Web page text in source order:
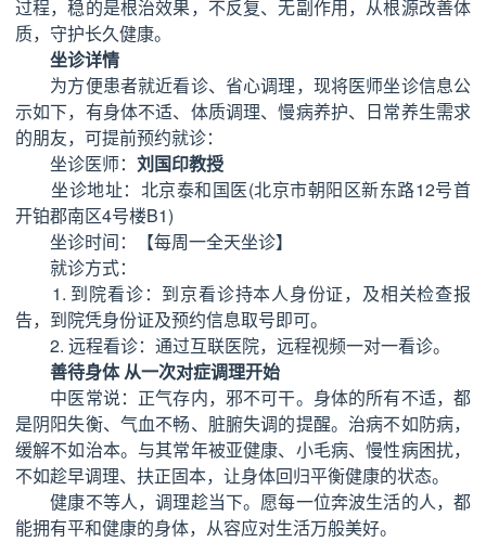
过程，稳的是根治效果，不反复、无副作用，从根源改善体
质，守护长久健康。
坐诊详情
为方便患者就近看诊、省心调理，现将医师坐诊信息公
示如下，有身体不适、体质调理、慢病养护、日常养生需求
的朋友，可提前预约就诊：
坐诊医师： 刘国印教授
坐诊地址：北京泰和国医(北京市朝阳区新东路12号首
开铂郡南区4号楼B1)
坐诊时间：【每周一全天坐诊】
就诊方式：
1. 到院看诊：到京看诊持本人身份证，及相关检查报
告，到院凭身份证及预约信息取号即可。
2. 远程看诊：通过互联医院，远程视频一对一看诊。
善待身体 从一次对症调理开始
中医常说：正气存内，邪不可干。身体的所有不适，都
是阴阳失衡、气血不畅、脏腑失调的提醒。治病不如防病，
缓解不如治本。与其常年被亚健康、小毛病、慢性病困扰，
不如趁早调理、扶正固本，让身体回归平衡健康的状态。
健康不等人，调理趁当下。愿每一位奔波生活的人，都
能拥有平和健康的身体，从容应对生活万般美好。